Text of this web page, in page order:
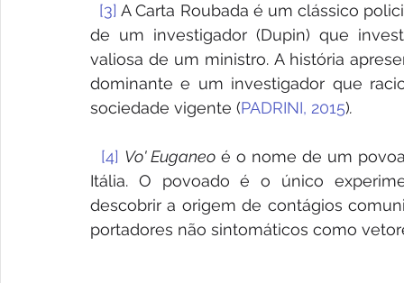
[3] A Carta Roubada é um clássico
de um investigador (Dupin) que
valiosa de um ministro. A história
dominante e um investigador que
sociedade vigente (PADRINI, 2015).
[4] Vo' Euganeo é o nome de um
Itália. O povoado é o único
descobrir a origem de contágios
portadores não sintomáticos como